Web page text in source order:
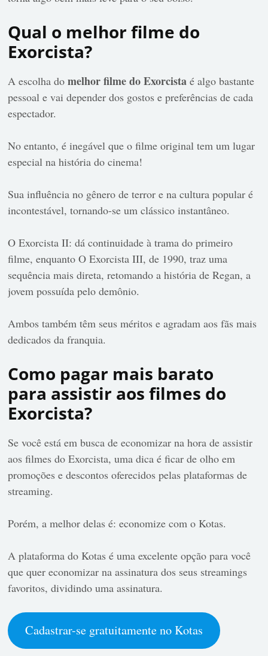
Qual o melhor filme do
Exorcista?
A escolha domelhor filme do Exorcista é algo bastante
pessoal e vai depender dos gostos e preferências de cada
espectador.
No entanto, é inegável que o filme original tem um lugar
especial na história do cinema!
Sua influência no gênero de terror e na cultura popular é
incontestável, tornando-se um clássico instantâneo.
O Exorcista II: dá continuidade à trama do primeiro
filme, enquanto O Exorcista III, de 1990, traz uma
sequência mais direta, retomando a história de Regan, a
jovem possuída pelo demônio.
Ambos também têm seus méritos e agradam aos fãs mais
dedicados da franquia.
Como pagar mais barato
para assistir aos filmes do
Exorcista?
Se você está em busca de economizar na hora de assistir
aos filmes do Exorcista, uma dica é ficar de olho em
promoções e descontos oferecidos pelas plataformas de
streaming.
Porém, a melhor delas é: economize com o Kotas.
A plataforma do Kotas é uma excelente opção para você
que quer economizar na assinatura dos seus streamings
favoritos, dividindo uma assinatura.
Cadastrar-se gratuitamente no Kotas